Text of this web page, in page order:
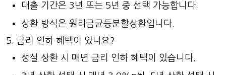
대출 기간은 3년 또는 5년 중 선택 가능합니다.
상환 방식은 원리금균등분할상환입니다.
금리 인하 혜택이 있나요?
성실 상환 시 매년 금리 인하 혜택이 있습니다.